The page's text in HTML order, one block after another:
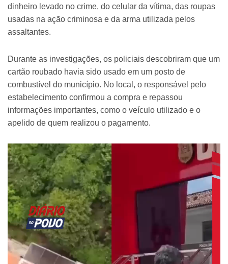
dinheiro levado no crime, do celular da vítima, das roupas
usadas na ação criminosa e da arma utilizada pelos
assaltantes.
Durante as investigações, os policiais descobriram que um
cartão roubado havia sido usado em um posto de
combustível do município. No local, o responsável pelo
estabelecimento confirmou a compra e repassou
informações importantes, como o veículo utilizado e o
apelido de quem realizou o pagamento.